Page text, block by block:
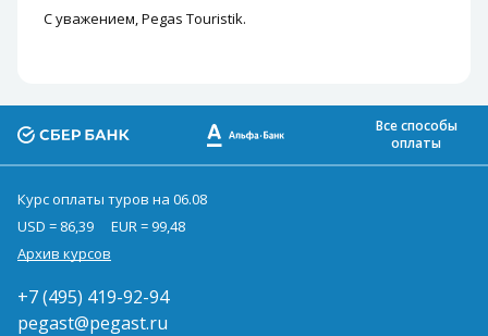
С уважением, Pegas Touristik.
Все способы
оплаты
Курс оплаты туров на 06.08
USD = 86,39
EUR = 99,48
Архив курсов
+7 (495) 419-92-94
pegast@pegast.ru